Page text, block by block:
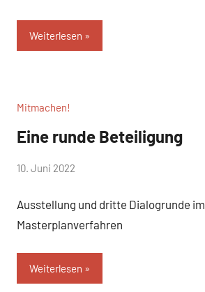
Weiterlesen
Mitmachen!
Eine runde Beteiligung
von
10. Juni 2022
Ausstellung und dritte Dialogrunde im
Masterplanverfahren
Weiterlesen